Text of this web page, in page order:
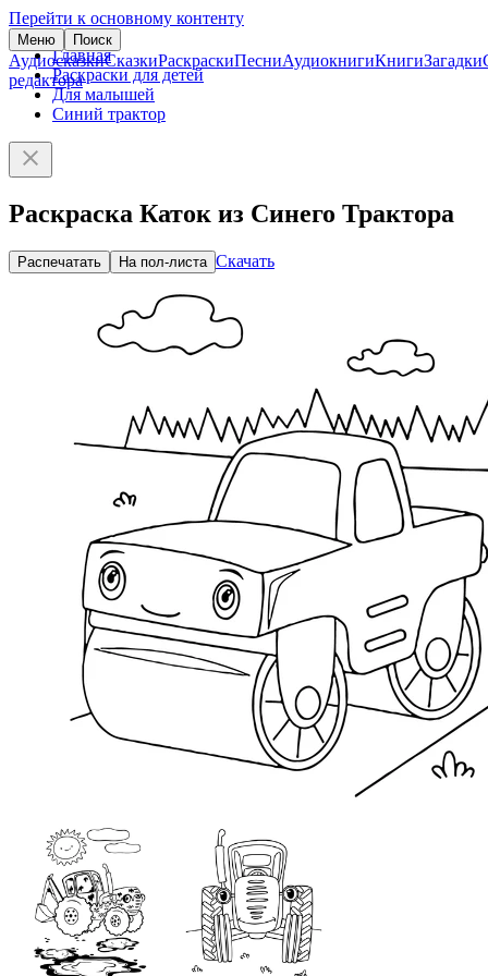
Перейти к основному контенту
Меню Поиск
АудиосказкиСказкиРаскраскиПесниАудиокнигиКнигиЗагадки
редактора
Главная
Раскраски для детей
Для малышей
Синий трактор
Раскраска Каток из Синего Трактора
Распечатать На пол-листа Скачать